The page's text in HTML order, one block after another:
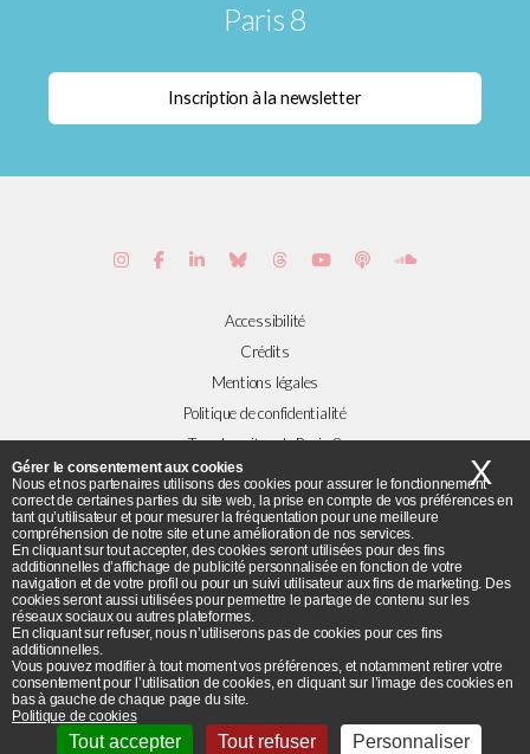
Paris 8
Accessibilité
Crédits
Mentions légales
Politique de confidentialité
Tous les sites de Paris 8
Plans et accès
Flux RSS
© Université Paris 8 ©2019 - Tous droits réservés
Université Paris 8 - 2 rue de la Liberté - 93526 Saint-Denis cedex / Tel :
+33(0)1 49 40 67 89 Fax : +33(0) 1 48 21 04 46
Gérer le consentement aux cookies
Nous et nos partenaires utilisons des cookies pour assurer le fonctionnement
correct de certaines parties du site web, la prise en compte de vos préférences en
tant qu’utilisateur et pour mesurer la fréquentation pour une meilleure
compréhension de notre site et une amélioration de nos services.
En cliquant sur tout accepter, des cookies seront utilisées pour des fins
additionnelles d’affichage de publicité personnalisée en fonction de votre
navigation et de votre profil ou pour un suivi utilisateur aux fins de marketing. Des
cookies seront aussi utilisées pour permettre le partage de contenu sur les
réseaux sociaux ou autres plateformes.
En cliquant sur refuser, nous n’utiliserons pas de cookies pour ces fins
additionnelles.
Vous pouvez modifier à tout moment vos préférences, et notamment retirer votre
consentement pour l’utilisation de cookies, en cliquant sur l’image des cookies en
bas à gauche de chaque page du site.
Politique de cookies
Tout accepter Tout refuser Personnaliser
X